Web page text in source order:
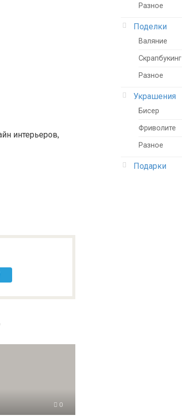
интерьеров,
0
Разное
Поделки
Валяние
Скрапбукинг
Разное
Украшения
Бисер
Фриволите
Разное
Подарки